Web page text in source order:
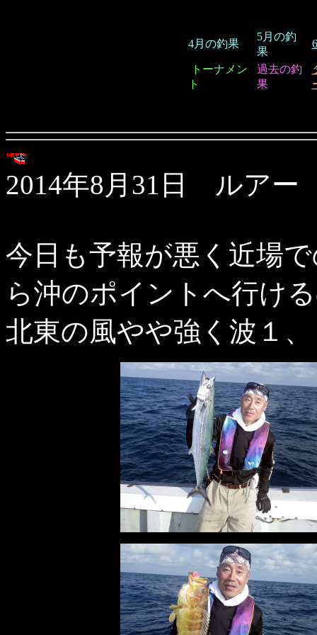
4月の釣果
5月の釣
果
トーナメン
ト
過去の釣
果
2014年8月31日 ルアー
今日も予報が悪く近場
ら沖のポイントへ行け
北東の風やや強く波１